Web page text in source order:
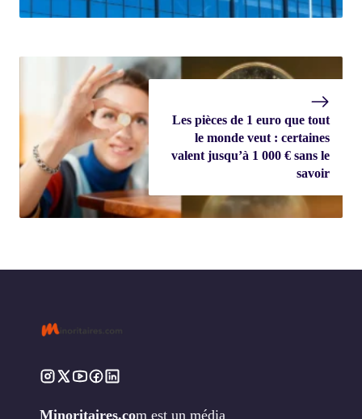
Les pièces de 1 euro que tout
le monde veut : certaines
valent jusqu’à 1 000 € sans le
savoir
Minoritaires.com est un média